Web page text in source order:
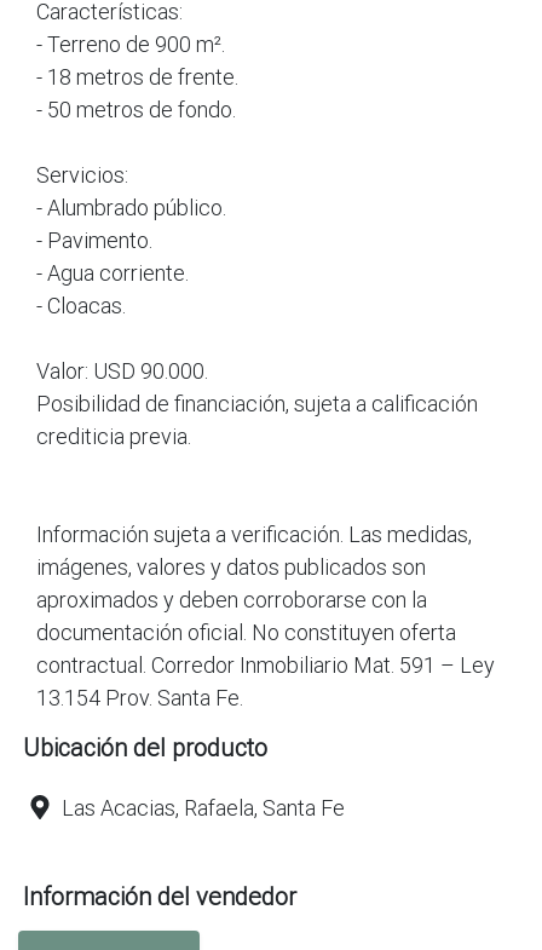
Características:
- Terreno de 900 m².
- 18 metros de frente.
- 50 metros de fondo.
Servicios:
- Alumbrado público.
- Pavimento.
- Agua corriente.
- Cloacas.
Valor: USD 90.000.
Posibilidad de financiación, sujeta a calificación
crediticia previa.
Información sujeta a verificación. Las medidas,
imágenes, valores y datos publicados son
aproximados y deben corroborarse con la
documentación oficial. No constituyen oferta
contractual. Corredor Inmobiliario Mat. 591 – Ley
13.154 Prov. Santa Fe.
Ubicación del producto
Las Acacias, Rafaela, Santa Fe
Información del vendedor